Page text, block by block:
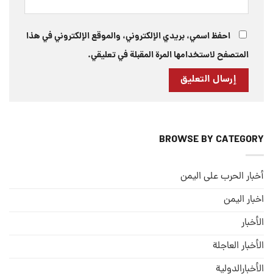
احفظ اسمي، بريدي الإلكتروني، والموقع الإلكتروني في هذا
المتصفح لاستخدامها المرة المقبلة في تعليقي.
BROWSE BY CATEGORY
أخبار الحرب على اليمن
اخبار اليمن
الأخبار
الأخبار العاجلة
الأخبارالدولية